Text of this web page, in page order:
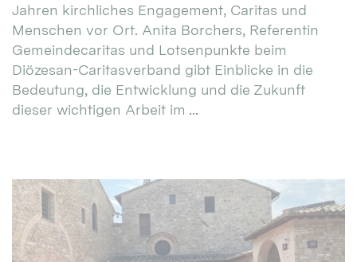
Jahren kirchliches Engagement, Caritas und
Menschen vor Ort. Anita Borchers, Referentin
Gemeindecaritas und Lotsenpunkte beim
Diözesan-Caritasverband gibt Einblicke in die
Bedeutung, die Entwicklung und die Zukunft
dieser wichtigen Arbeit im ...